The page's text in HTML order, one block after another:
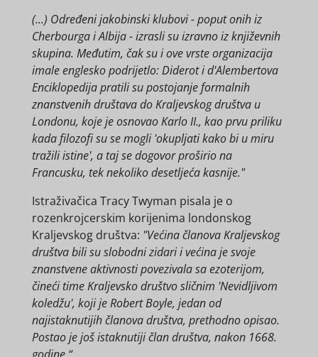
(...) Određeni jakobinski klubovi - poput onih iz
Cherbourga i Albija - izrasli su izravno iz književnih
skupina. Međutim, čak su i ove vrste organizacija
imale englesko podrijetlo: Diderot i d'Alembertova
Enciklopedija pratili su postojanje formalnih
znanstvenih društava do Kraljevskog društva u
Londonu, koje je osnovao Karlo II., kao prvu priliku
kada filozofi su se mogli 'okupljati kako bi u miru
tražili istine', a taj se dogovor proširio na
Francusku, tek nekoliko desetljeća kasnije."
Istraživačica Tracy Twyman pisala je o
rozenkrojcerskim korijenima londonskog
Kraljevskog društva: "Većina članova Kraljevskog
društva bili su slobodni zidari i većina je svoje
znanstvene aktivnosti povezivala sa ezoterijom,
čineći time Kraljevsko društvo sličnim 'Nevidljivom
koledžu', koji je Robert Boyle, jedan od
najistaknutijih članova društva, prethodno opisao.
Postao je još istaknutiji član društva, nakon 1668.